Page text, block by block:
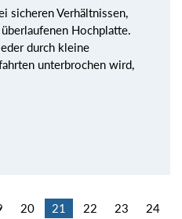
sicheren Verhältnissen,
Hochplatte.
durch kleine
unterbrochen wird,
20 21 22 23
24